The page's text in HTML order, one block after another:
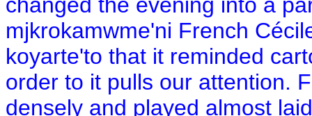
changed the evening into a
mjkrokamwme'ni French
koyarte'to that it reminded
order to it pulls our attention.
densely and played almost